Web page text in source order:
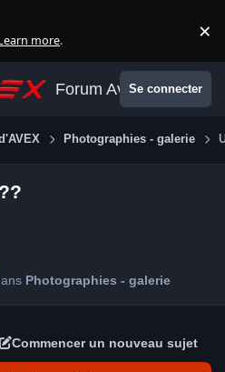
more. ×
Forum AvexSe connecter
Photographies - galerie
Photographies - galerie
Commencer un nouveau sujet